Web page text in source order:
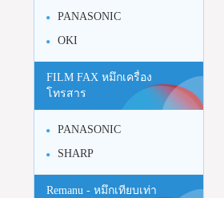
PANASONIC
OKI
FILM FAX หมึกเครื่อง
โทรสาร
PANASONIC
SHARP
Remanu - หมึกเทียบเท่า